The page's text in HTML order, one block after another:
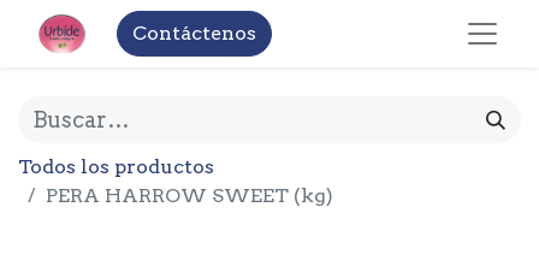
Contáctenos
Todos los productos
PERA HARROW SWEET (kg)